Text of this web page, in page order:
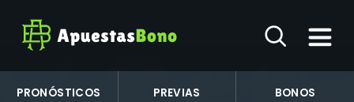
PRONÓSTICOS PREVIAS BONOS